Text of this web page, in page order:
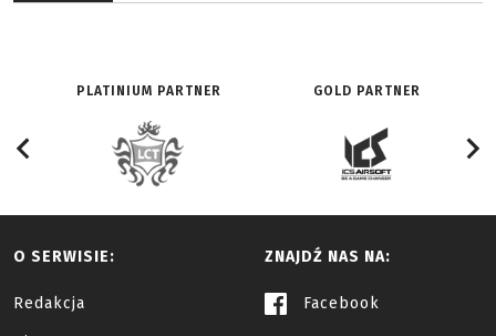
PLATINIUM PARTNER GOLD PARTNER
O SERWISIE:
Redakcja
ZNAJDŹ NAS NA:
Facebook